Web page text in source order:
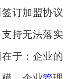
订加盟协议
持无法落实
于：企业的